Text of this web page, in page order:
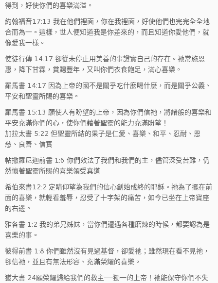
得到，好使你們的喜樂滿溢。
約翰福音17:13 我在他們裡面，你在我裡面，好使他們也完完全全地
合而為一。這樣，世人便知道我是你差來的，而且知道你愛他們，就
像愛我一樣。
使徒行傳 14:17 卻從未停止用美善的事證實自己的存在。祂常施恩
惠，降下甘霖，賞賜豐年，又叫你們衣食飽足，滿心喜樂。
羅馬書 14:17 因為上帝的國不是關乎吃什麼喝什麼，而是關乎公義、
平安和聖靈所賜的喜樂。
羅馬書 15:13 願使人有盼望的上帝，因為你們信祂，將諸般的喜樂和
平安充滿你們的心，使你們藉著聖靈的能力充滿盼望！
加拉太書 5:22 但聖靈所結的果子是仁愛、喜樂、和平、忍耐、恩
慈、良善、信實
帖撒羅尼迦前書 1:6 你們效法了我們和我們的主，儘管深受苦難，仍
然懷著聖靈所賜的喜樂領受真道
希伯來書12:2 定睛仰望為我們的信心創始成終的耶穌。祂為了擺在前
面的喜樂，就輕看羞辱，忍受了十字架的痛苦，如今已坐在上帝寶座
的右邊。
雅各書 1:2 我的弟兄姊妹，當你們遭遇各種磨煉的時候，都要認為是
喜樂的事。
彼得前書 1:8 你們雖然沒有見過基督，卻愛祂；雖然現在看不見祂，
卻信祂，並且有無法形容、充滿榮耀的喜樂。
猶大書 24願榮耀歸給我們的救主——獨一的上帝！祂能保守你們不失